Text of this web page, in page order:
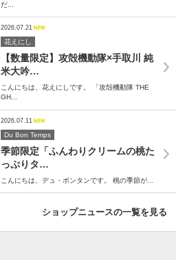
だ...
2026.07.21
花えにし
【数量限定】攻殻機動隊×手取川 純
米大吟…
こんにちは、花えにしです。 「攻殻機動隊 THE
GH...
2026.07.11
Du Bon Temps
季節限定「ふんわりクリームの桃た
っぷりタ…
こんにちは、デュ・ボンタンです。 桃の季節が...
ショップニュースの一覧を見る